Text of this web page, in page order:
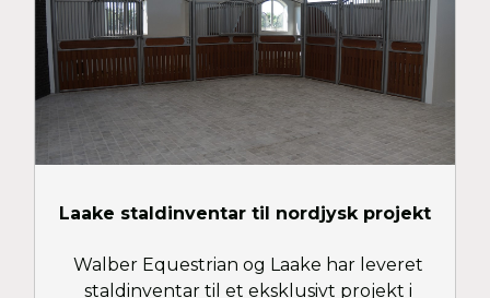
Laake staldinventar til nordjysk projekt
Walber Equestrian og Laake har leveret
staldinventar til et eksklusivt projekt i